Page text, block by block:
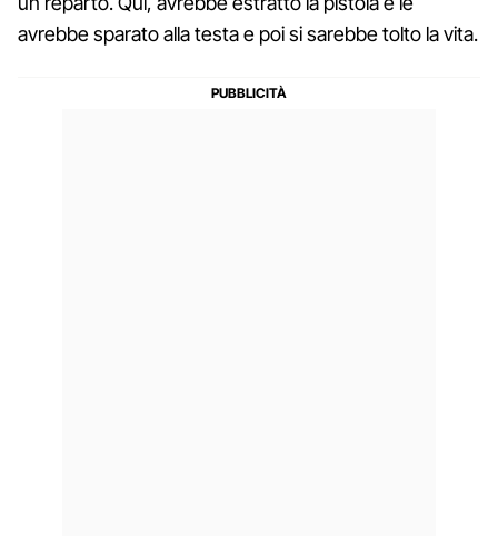
avrebbe sparato alla testa e poi si sarebbe tolto la vita.